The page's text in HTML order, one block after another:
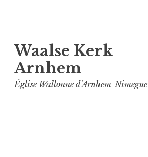
naar
inhoud
Waalse Kerk
Arnhem
Église Wallonne d’Arnhem-Nimegue